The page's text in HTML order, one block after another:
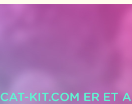
CAT-KIT.COM ER ET